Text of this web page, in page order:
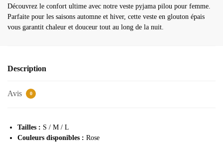
Découvrez le confort ultime avec notre veste pyjama pilou pour femme.
Parfaite pour les saisons automne et hiver, cette veste en glouton épais
vous garantit chaleur et douceur tout au long de la nuit.
Description
Avis 0
Tailles : S / M / L
Couleurs disponibles : Rose